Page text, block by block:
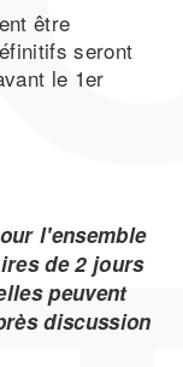
être
seront
le 1er
l'ensemble
de 2 jours
peuvent
discussion